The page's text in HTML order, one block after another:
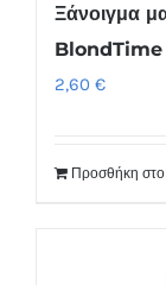
Ξάνοιγμα
BlondTime
2,60 €
Προσθήκη στο